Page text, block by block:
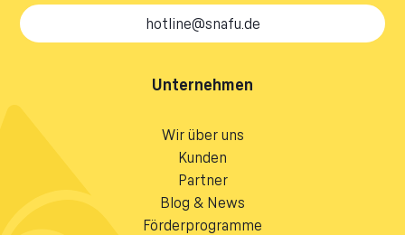
hotline@snafu.de
Unternehmen
Wir über uns
Kunden
Partner
Blog & News
Förderprogramme